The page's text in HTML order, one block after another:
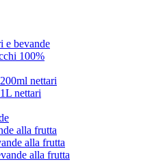
e bevande
100%
nettari
nettari
alla frutta
alla frutta
alla frutta